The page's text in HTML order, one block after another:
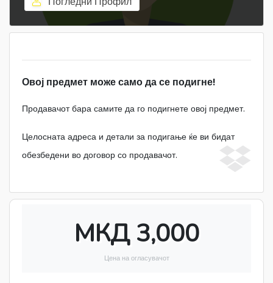
Овој предмет може само да се подигне!
Продавачот бара самите да го подигнете овој предмет.
Целосната адреса и детали за подигање ќе ви бидат
обезбедени во договор со продавачот.
МКД 3,000
Цена на огласувачот